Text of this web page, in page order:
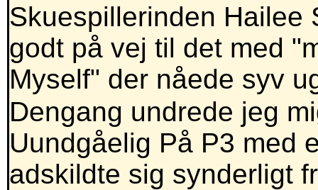
Skuespillerinden Hailee
godt på vej til det med
Myself" der nåede syv
Dengang undrede jeg
Uundgåelig På P3 med
adskildte sig synderligt